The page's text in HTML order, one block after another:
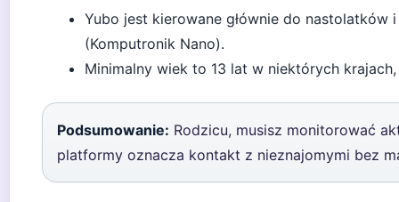
Yubo jest kierowane głównie do nastolatków
(Komputronik Nano).
Minimalny wiek to 13 lat w niektórych
Podsumowanie: Rodzicu, musisz monitorować
platformy oznacza kontakt z nieznajomymi bez